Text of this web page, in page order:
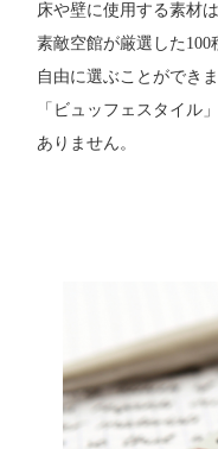
床や壁に使用する素材
素敵空館が厳選した100
自由に選ぶことができま
「ビュッフェスタイル
ありません。